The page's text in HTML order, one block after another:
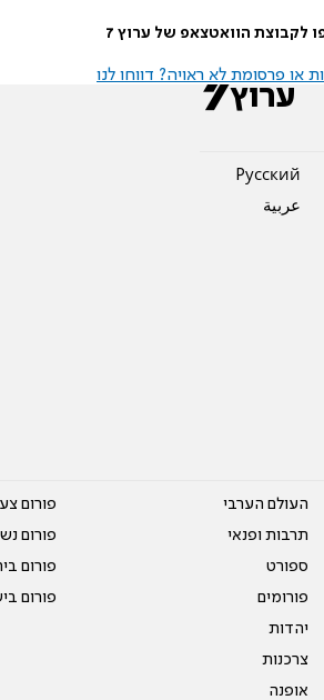
לקבוצת הוואטצאפ של ערוץ 7
או פרסומת לא ראויה? דווחו לנו
Pусский
عربية
העולם הערבי
תרבות ופנאי
ספורט
פורומים
יהדות
צרכנות
אופנה
פורום
פורום
פורום
פורום